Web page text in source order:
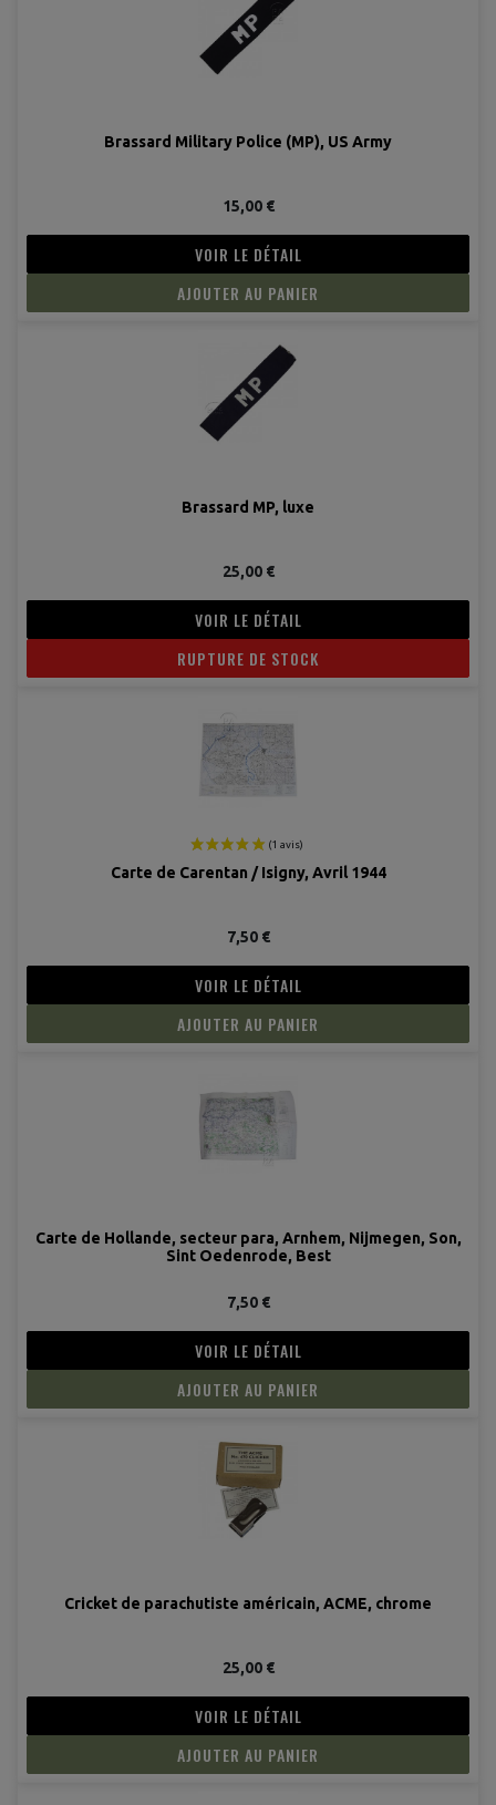
Brassard Military Police (MP), US Army
15,00 €
VOIR LE DÉTAIL
AJOUTER AU PANIER
Brassard MP, luxe
25,00 €
VOIR LE DÉTAIL
RUPTURE DE STOCK
Carte de Carentan / Isigny, Avril 1944
7,50 €
VOIR LE DÉTAIL
AJOUTER AU PANIER
Carte de Hollande, secteur para, Arnhem, Nijmegen, Son,
Sint Oedenrode, Best
7,50 €
VOIR LE DÉTAIL
AJOUTER AU PANIER
Cricket de parachutiste américain, ACME, chrome
25,00 €
VOIR LE DÉTAIL
AJOUTER AU PANIER